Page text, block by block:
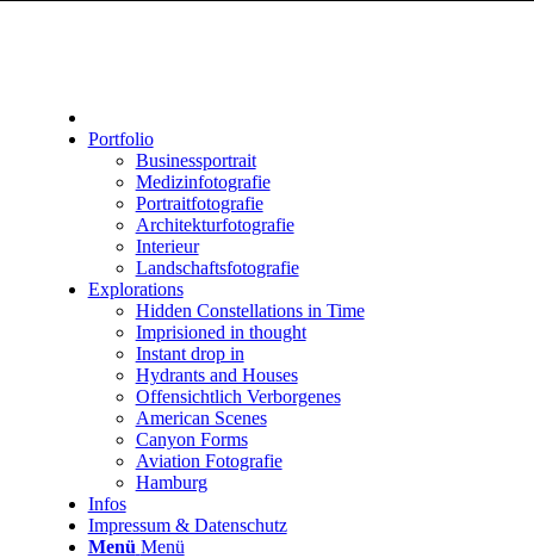
Portfolio
Businessportrait
Medizinfotografie
Portraitfotografie
Architekturfotografie
Interieur
Landschaftsfotografie
Explorations
Hidden Constellations in Time
Imprisioned in thought
Instant drop in
Hydrants and Houses
Offensichtlich Verborgenes
American Scenes
Canyon Forms
Aviation Fotografie
Hamburg
Infos
Impressum & Datenschutz
Menü Menü